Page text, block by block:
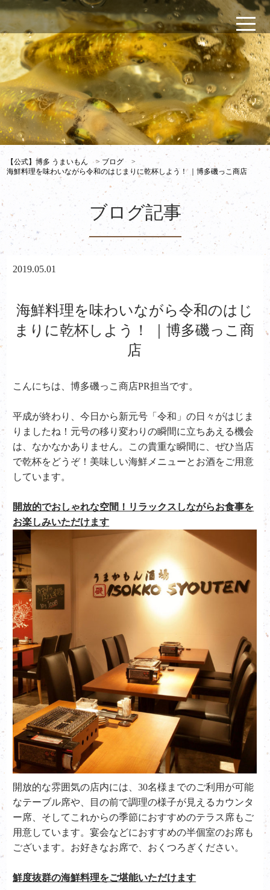
【公式】博多 うまいもん > ブログ
>
海鮮料理を味わいながら令和のはじまりに乾杯しよう！ ｜博多磯っこ商店
ブログ記事
2019.05.01
海鮮料理を味わいながら令和のはじ
まりに乾杯しよう！ ｜博多磯っこ商
店
こんにちは、博多磯っこ商店PR担当です。
平成が終わり、今日から新元号「令和」の日々がはじま
りましたね！元号の移り変わりの瞬間に立ちあえる機会
は、なかなかありません。この貴重な瞬間に、ぜひ当店
で乾杯をどうぞ！美味しい海鮮メニューとお酒をご用意
しています。
開放的でおしゃれな空間！リラックスしながらお食事を
お楽しみいただけます
開放的な雰囲気の店内には、30名様までのご利用が可能
なテーブル席や、目の前で調理の様子が見えるカウンタ
ー席、そしてこれからの季節におすすめのテラス席もご
用意しています。宴会などにおすすめの半個室のお席も
ございます。お好きなお席で、おくつろぎください。
鮮度抜群の海鮮料理をご堪能いただけます